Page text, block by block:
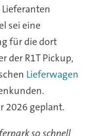
sei eine
für die dort
der R1T Pickup,
Lieferwagen
2026 geplant.
so schnell